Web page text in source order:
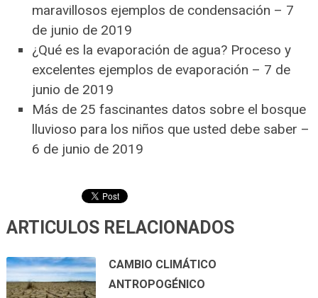
maravillosos ejemplos de condensación – 7
de junio de 2019
¿Qué es la evaporación de agua? Proceso y
excelentes ejemplos de evaporación – 7 de
junio de 2019
Más de 25 fascinantes datos sobre el bosque
lluvioso para los niños que usted debe saber –
6 de junio de 2019
ARTICULOS RELACIONADOS
CAMBIO CLIMÁTICO
ANTROPOGÉNICO